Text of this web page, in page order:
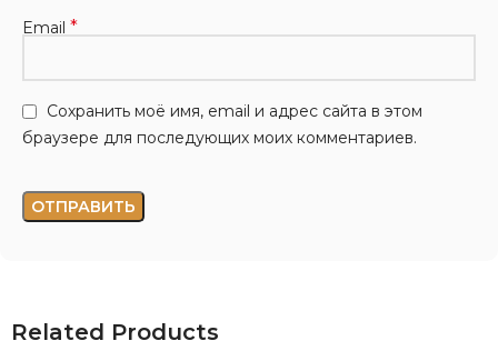
Email *
Сохранить моё имя, email и адрес сайта в этом
браузере для последующих моих комментариев.
Related Products